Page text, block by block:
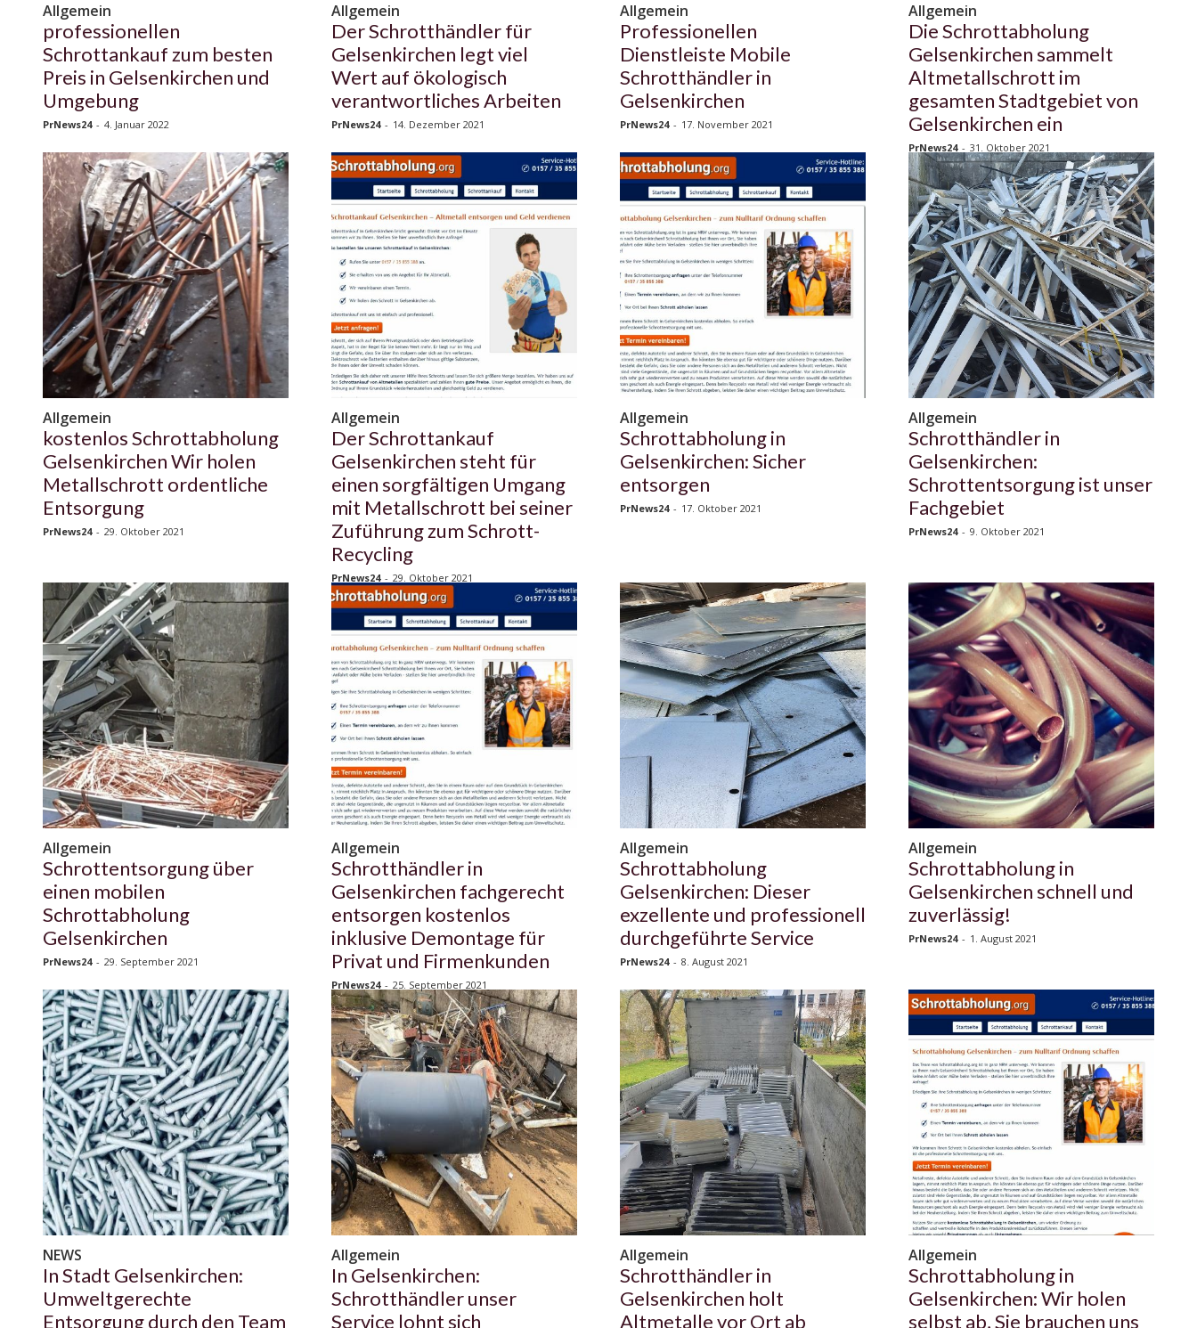
Allgemein
professionellen
Schrottankauf zum besten
Preis in Gelsenkirchen und
Umgebung
PrNews24 - 4. Januar 2022
Allgemein
Der Schrotthändler für
Gelsenkirchen legt viel
Wert auf ökologisch
verantwortliches Arbeiten
PrNews24 - 14. Dezember 2021
Allgemein
Professionellen
Dienstleiste Mobile
Schrotthändler in
Gelsenkirchen
PrNews24 - 17. November 2021
Allgemein
Die Schrottabholung
Gelsenkirchen sammelt
Altmetallschrott im
gesamten Stadtgebiet von
Gelsenkirchen ein
PrNews24 - 31. Oktober 2021
Allgemein
kostenlos Schrottabholung
Gelsenkirchen Wir holen
Metallschrott ordentliche
Entsorgung
PrNews24 - 29. Oktober 2021
Allgemein
Der Schrottankauf
Gelsenkirchen steht für
einen sorgfältigen Umgang
mit Metallschrott bei seiner
Zuführung zum Schrott-
Recycling
PrNews24 - 29. Oktober 2021
Allgemein
Schrottabholung in
Gelsenkirchen: Sicher
entsorgen
PrNews24 - 17. Oktober 2021
Allgemein
Schrotthändler in
Gelsenkirchen:
Schrottentsorgung ist unser
Fachgebiet
PrNews24 - 9. Oktober 2021
Allgemein
Schrottentsorgung über
einen mobilen
Schrottabholung
Gelsenkirchen
PrNews24 - 29. September 2021
Allgemein
Schrotthändler in
Gelsenkirchen fachgerecht
entsorgen kostenlos
inklusive Demontage für
Privat und Firmenkunden
PrNews24 - 25. September 2021
Allgemein
Schrottabholung
Gelsenkirchen: Dieser
exzellente und professionell
durchgeführte Service
PrNews24 - 8. August 2021
Allgemein
Schrottabholung in
Gelsenkirchen schnell und
zuverlässig!
PrNews24 - 1. August 2021
NEWS
In Stadt Gelsenkirchen:
Umweltgerechte
Entsorgung durch den Team
Allgemein
In Gelsenkirchen:
Schrotthändler unser
Service lohnt sich
Allgemein
Schrotthändler in
Gelsenkirchen holt
Altmetalle vor Ort ab
Allgemein
Schrottabholung in
Gelsenkirchen: Wir holen
selbst ab, Sie brauchen uns